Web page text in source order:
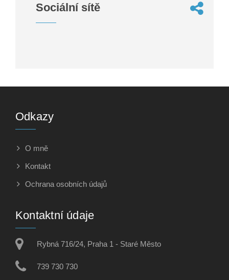
Sociální sítě
Odkazy
O mně
Kontakt
Ochrana osobních údajů
Kontaktní údaje
Rybná 716/24, Praha 1 - Staré Město
739 730 730